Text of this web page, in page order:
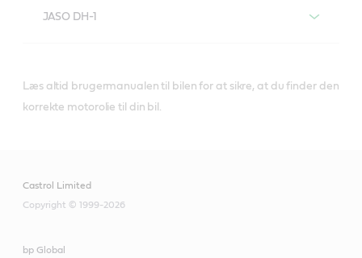
JASO DH-1
specifikation
Læs altid brugermanualen til bilen for at sikre, at du finder den
korrekte motorolie til din bil.
Castrol Limited
Copyright © 1999-2026
bp Global